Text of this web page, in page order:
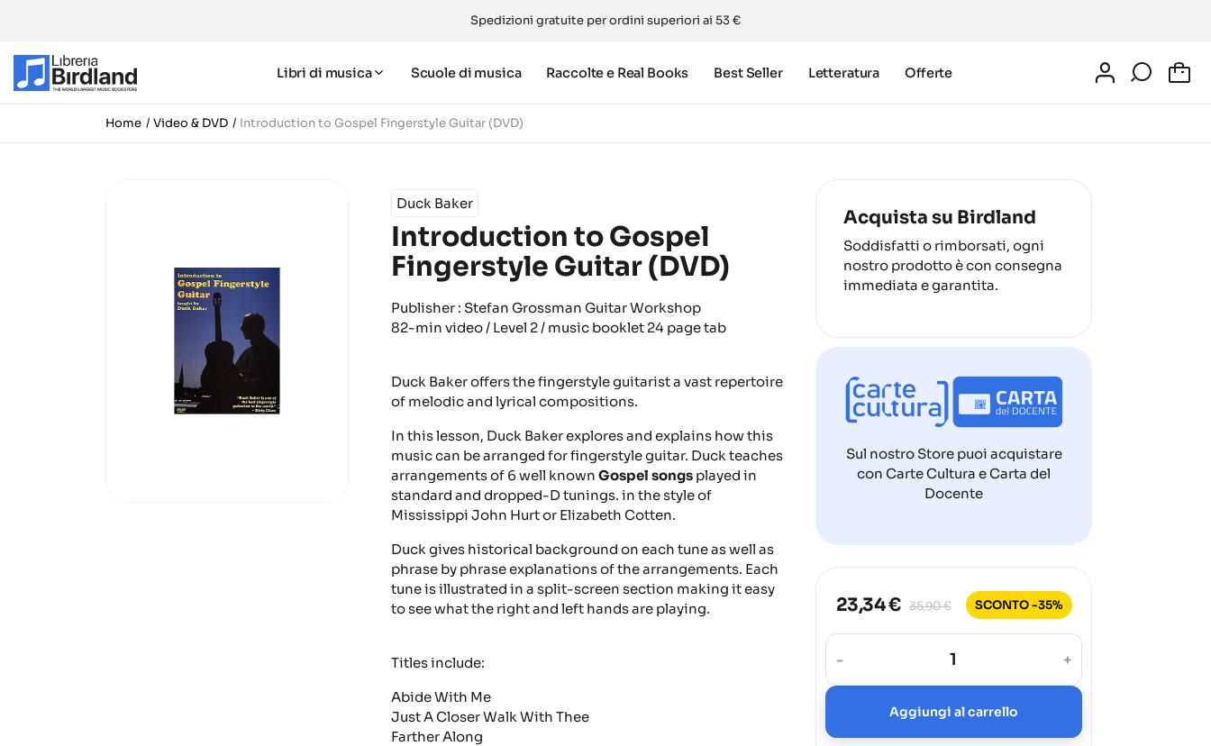
Spedizioni gratuite per ordini superiori ai 53 €
Libri di musica Scuole di musica Raccolte e Real Books Best Seller Letteratura Offerte
Home Video & DVD Introduction to Gospel Fingerstyle Guitar (DVD)
Duck Baker
Introduction to Gospel
Fingerstyle Guitar (DVD)
Publisher : Stefan Grossman Guitar Workshop
82-min video / Level 2 / music booklet 24 page tab
Duck Baker offers the fingerstyle guitarist a vast repertoire
of melodic and lyrical compositions.
In this lesson, Duck Baker explores and explains how this
music can be arranged for fingerstyle guitar. Duck teaches
arrangements of 6 well known Gospel songs played in
standard and dropped-D tunings. in the style of
Mississippi John Hurt or Elizabeth Cotten.
Duck gives historical background on each tune as well as
phrase by phrase explanations of the arrangements. Each
tune is illustrated in a split-screen section making it easy
to see what the right and left hands are playing.
Titles include:
Abide With Me
Just A Closer Walk With Thee
Farther Along
Acquista su Birdland
Soddisfatti o rimborsati, ogni
nostro prodotto è con consegna
immediata e garantita.
Sul nostro Store puoi acquistare
con Carte Cultura e Carta del
Docente
23,34 € 35,90 € SCONTO -35%
- +
Aggiungi al carrello